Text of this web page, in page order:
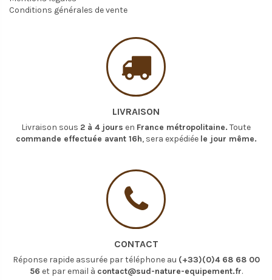
Conditions générales de vente
LIVRAISON
Livraison sous 2 à 4 jours en France métropolitaine. Toute
commande effectuée avant 16h, sera expédiée le jour même.
CONTACT
Réponse rapide assurée par téléphone au (+33)(0)4 68 68 00
56 et par email à contact@sud-nature-equipement.fr.